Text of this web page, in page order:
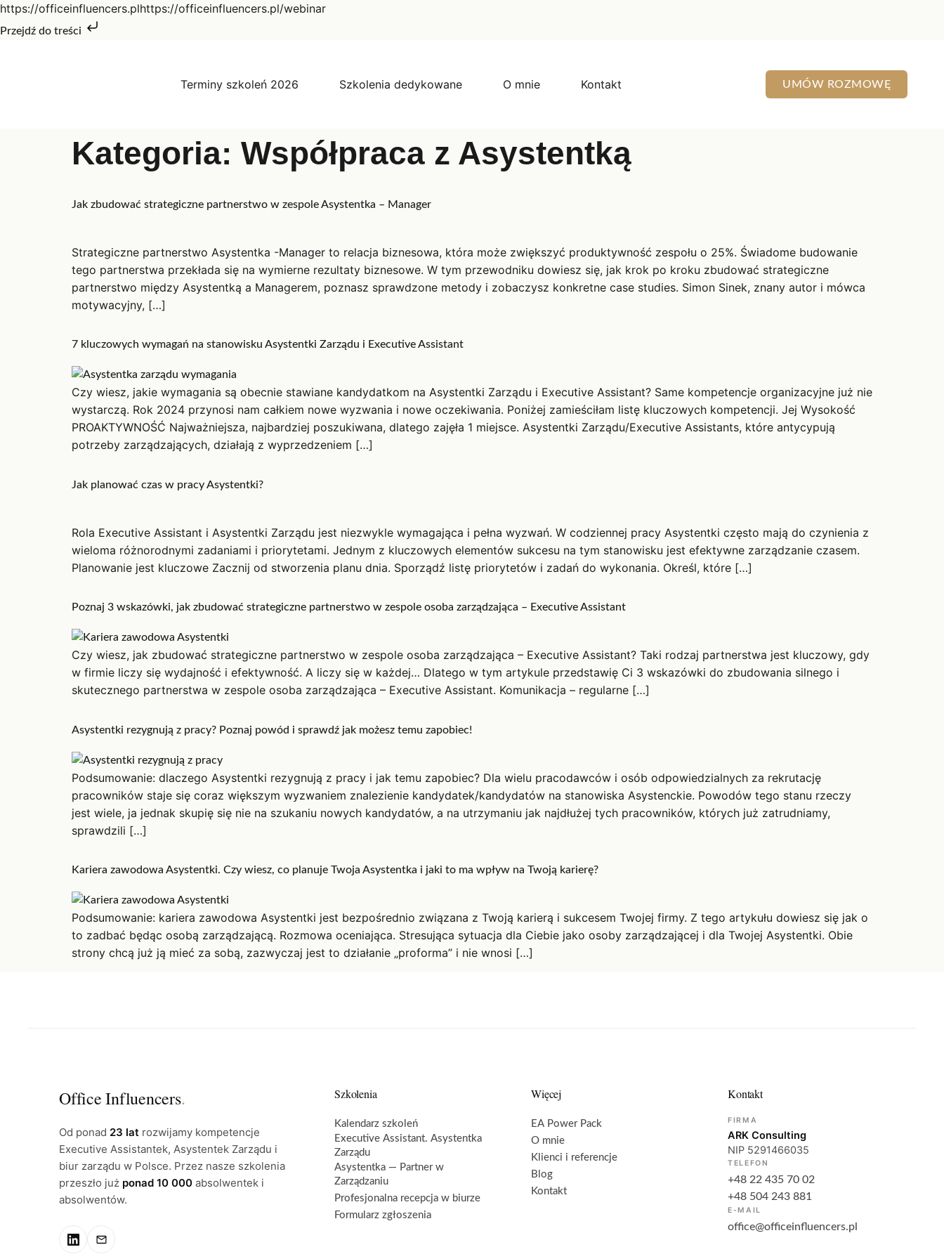
https://officeinfluencers.plhttps://officeinfluencers.pl/webinar
Przejdź do treści
Terminy szkoleń 2026 Szkolenia dedykowane O mnie Kontakt UMÓW ROZMOWĘ
Kategoria: Współpraca z Asystentką
Jak zbudować strategiczne partnerstwo w zespole Asystentka – Manager
Strategiczne partnerstwo Asystentka -Manager to relacja biznesowa, która może zwiększyć produktywność zespołu o 25%. Świadome budowanie
tego partnerstwa przekłada się na wymierne rezultaty biznesowe. W tym przewodniku dowiesz się, jak krok po kroku zbudować strategiczne
partnerstwo między Asystentką a Managerem, poznasz sprawdzone metody i zobaczysz konkretne case studies. Simon Sinek, znany autor i mówca
motywacyjny, […]
7 kluczowych wymagań na stanowisku Asystentki Zarządu i Executive Assistant
Czy wiesz, jakie wymagania są obecnie stawiane kandydatkom na Asystentki Zarządu i Executive Assistant? Same kompetencje organizacyjne już nie
wystarczą. Rok 2024 przynosi nam całkiem nowe wyzwania i nowe oczekiwania. Poniżej zamieściłam listę kluczowych kompetencji. Jej Wysokość
PROAKTYWNOŚĆ Najważniejsza, najbardziej poszukiwana, dlatego zajęła 1 miejsce. Asystentki Zarządu/Executive Assistants, które antycypują
potrzeby zarządzających, działają z wyprzedzeniem […]
Jak planować czas w pracy Asystentki?
Rola Executive Assistant i Asystentki Zarządu jest niezwykle wymagająca i pełna wyzwań. W codziennej pracy Asystentki często mają do czynienia z
wieloma różnorodnymi zadaniami i priorytetami. Jednym z kluczowych elementów sukcesu na tym stanowisku jest efektywne zarządzanie czasem.
Planowanie jest kluczowe Zacznij od stworzenia planu dnia. Sporządź listę priorytetów i zadań do wykonania. Określ, które […]
Poznaj 3 wskazówki, jak zbudować strategiczne partnerstwo w zespole osoba zarządzająca – Executive Assistant
Czy wiesz, jak zbudować strategiczne partnerstwo w zespole osoba zarządzająca – Executive Assistant? Taki rodzaj partnerstwa jest kluczowy, gdy
w firmie liczy się wydajność i efektywność. A liczy się w każdej… Dlatego w tym artykule przedstawię Ci 3 wskazówki do zbudowania silnego i
skutecznego partnerstwa w zespole osoba zarządzająca – Executive Assistant. Komunikacja – regularne […]
Asystentki rezygnują z pracy? Poznaj powód i sprawdź jak możesz temu zapobiec!
Podsumowanie: dlaczego Asystentki rezygnują z pracy i jak temu zapobiec? Dla wielu pracodawców i osób odpowiedzialnych za rekrutację
pracowników staje się coraz większym wyzwaniem znalezienie kandydatek/kandydatów na stanowiska Asystenckie. Powodów tego stanu rzeczy
jest wiele, ja jednak skupię się nie na szukaniu nowych kandydatów, a na utrzymaniu jak najdłużej tych pracowników, których już zatrudniamy,
sprawdzili […]
Kariera zawodowa Asystentki. Czy wiesz, co planuje Twoja Asystentka i jaki to ma wpływ na Twoją karierę?
Podsumowanie: kariera zawodowa Asystentki jest bezpośrednio związana z Twoją karierą i sukcesem Twojej firmy. Z tego artykułu dowiesz się jak o
to zadbać będąc osobą zarządzającą. Rozmowa oceniająca. Stresująca sytuacja dla Ciebie jako osoby zarządzającej i dla Twojej Asystentki. Obie
strony chcą już ją mieć za sobą, zazwyczaj jest to działanie „proforma” i nie wnosi […]
Office Influencers.
Od ponad 23 lat rozwijamy kompetencje
Executive Assistantek, Asystentek Zarządu i
biur zarządu w Polsce. Przez nasze szkolenia
przeszło już ponad 10 000 absolwentek i
absolwentów.
Szkolenia
Kalendarz szkoleń
Executive Assistant. Asystentka
Zarządu
Asystentka — Partner w
Zarządzaniu
Profesjonalna recepcja w biurze
Formularz zgłoszenia
Więcej
EA Power Pack
O mnie
Klienci i referencje
Blog
Kontakt
Kontakt
FIRMA
ARK Consulting
NIP 5291466035
TELEFON
+48 22 435 70 02
+48 504 243 881
E-MAIL
office@officeinfluencers.pl